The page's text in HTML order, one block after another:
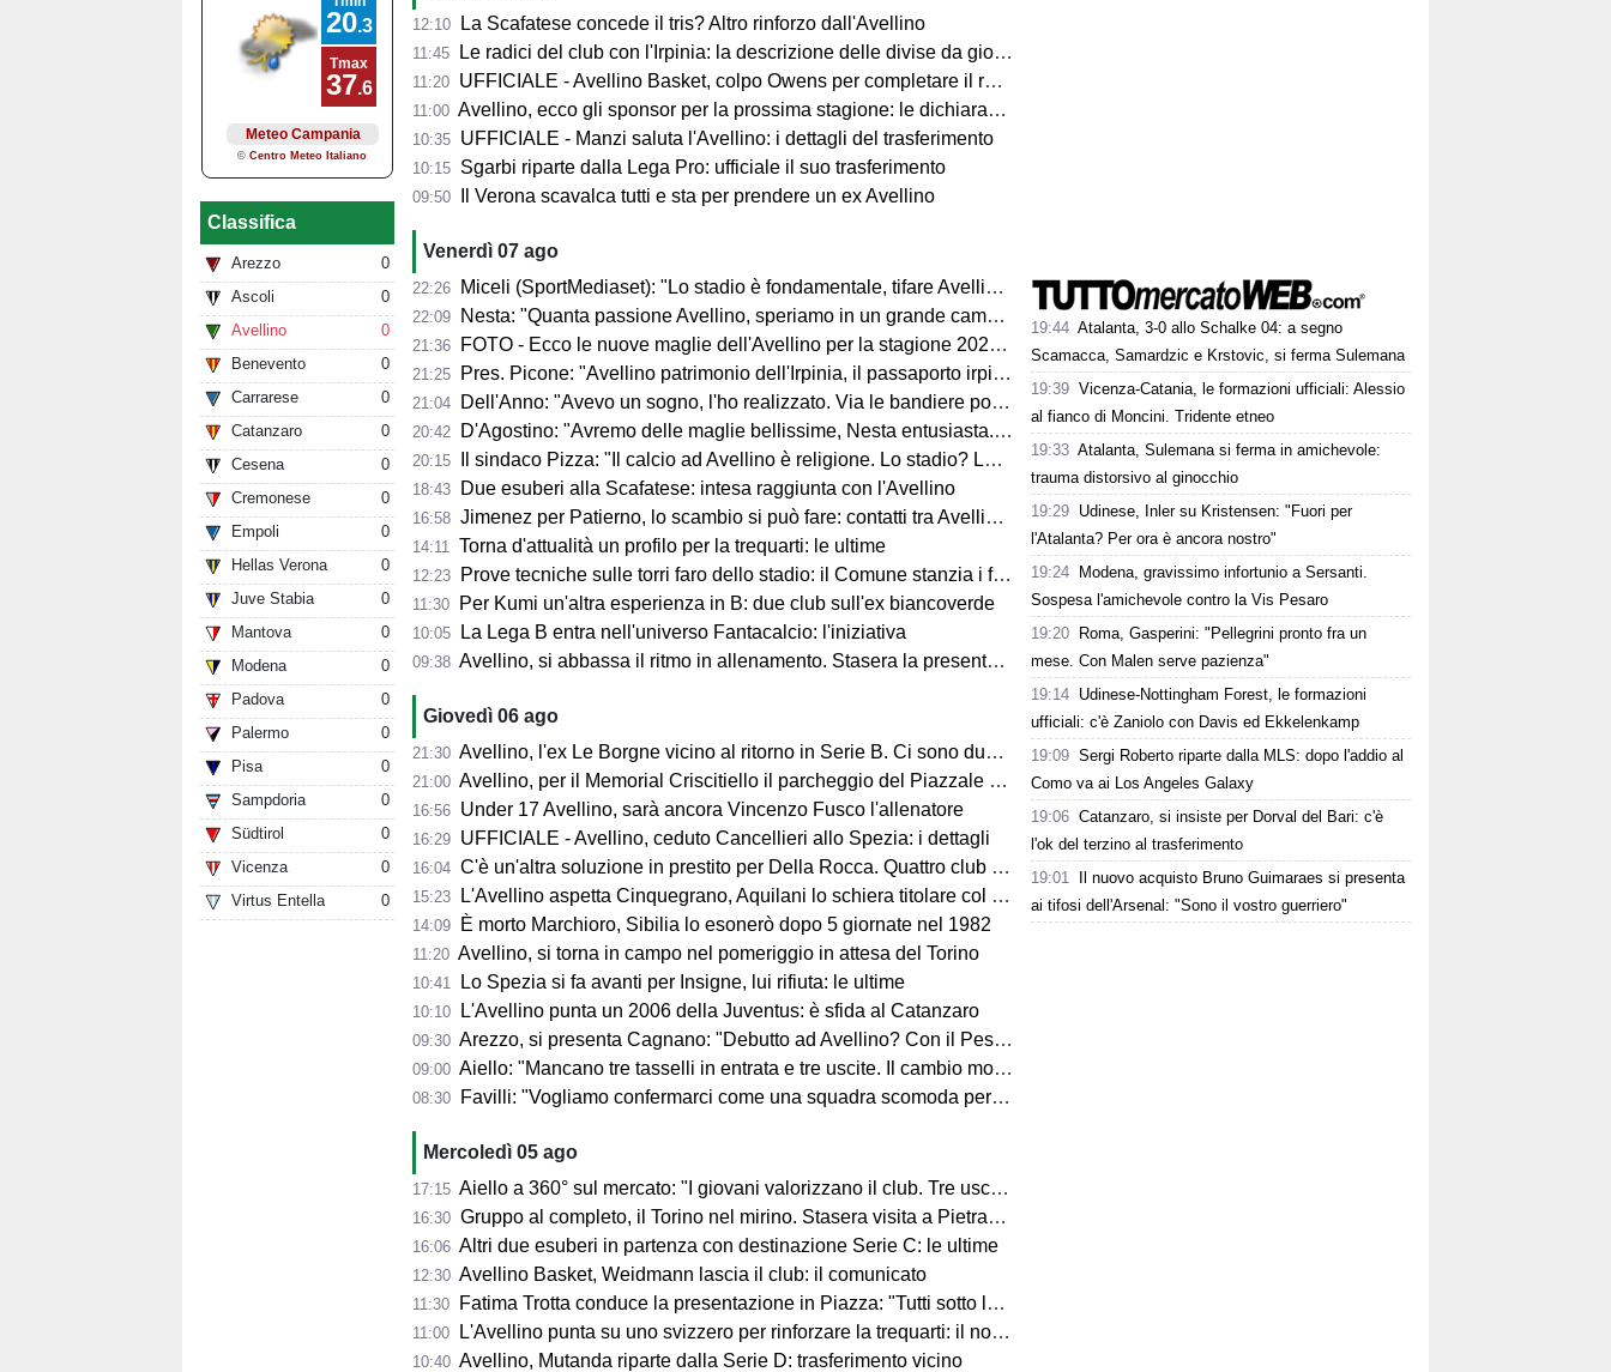
Classifica
Arezzo
0
Ascoli
0
Avellino
0
Benevento
0
Carrarese
0
Catanzaro
0
Cesena
0
Cremonese
0
Empoli
0
Hellas Verona
0
Juve Stabia
0
Mantova
0
Modena
0
Padova
0
Palermo
0
Pisa
0
Sampdoria
0
Südtirol
0
Vicenza
0
Virtus Entella
0
12:10 La Scafatese concede il tris? Altro rinforzo dall'Avellino
11:45 Le radici del club con l'Irpinia: la descrizione delle divise da gioco
11:20 UFFICIALE - Avellino Basket, colpo Owens per completare il roster
11:00 Avellino, ecco gli sponsor per la prossima stagione: le dichiarazioni
10:35 UFFICIALE - Manzi saluta l'Avellino: i dettagli del trasferimento
10:15 Sgarbi riparte dalla Lega Pro: ufficiale il suo trasferimento
09:50 Il Verona scavalca tutti e sta per prendere un ex Avellino
Venerdì 07 ago
22:26 Miceli (SportMediaset): "Lo stadio è fondamentale, tifare Avellino un privilegio"
22:09 Nesta: "Quanta passione Avellino, speriamo in un grande campionato"
21:36 FOTO - Ecco le nuove maglie dell'Avellino per la stagione 2026-2027
21:25 Pres. Picone: "Avellino patrimonio dell'Irpinia, il passaporto irpino..."
21:04 Dell'Anno: "Avevo un sogno, l'ho realizzato. Via le bandiere politiche..."
20:42 D'Agostino: "Avremo delle maglie bellissime, Nesta entusiasta. Mercato? Ottimo, ma..."
20:15 Il sindaco Pizza: "Il calcio ad Avellino è religione. Lo stadio? Lo faremo..."
18:43 Due esuberi alla Scafatese: intesa raggiunta con l'Avellino
16:58 Jimenez per Patierno, lo scambio si può fare: contatti tra Avellino e Catania
14:11 Torna d'attualità un profilo per la trequarti: le ultime
12:23 Prove tecniche sulle torri faro dello stadio: il Comune stanzia i fondi
11:30 Per Kumi un'altra esperienza in B: due club sull'ex biancoverde
10:05 La Lega B entra nell'universo Fantacalcio: l'iniziativa
09:38 Avellino, si abbassa il ritmo in allenamento. Stasera la presentazione in Piazza
Giovedì 06 ago
21:30 Avellino, l'ex Le Borgne vicino al ritorno in Serie B. Ci sono due club sul francese
21:00 Avellino, per il Memorial Criscitiello il parcheggio del Piazzale degli Irpini è occupato. I tifosi possono parcheggiare al Campo Genova
16:56 Under 17 Avellino, sarà ancora Vincenzo Fusco l'allenatore
16:29 UFFICIALE - Avellino, ceduto Cancellieri allo Spezia: i dettagli
16:04 C'è un'altra soluzione in prestito per Della Rocca. Quattro club su Manzi
15:23 L'Avellino aspetta Cinquegrano, Aquilani lo schiera titolare col Sassuolo
14:09 È morto Marchioro, Sibilia lo esonerò dopo 5 giornate nel 1982
11:20 Avellino, si torna in campo nel pomeriggio in attesa del Torino
10:41 Lo Spezia si fa avanti per Insigne, lui rifiuta: le ultime
10:10 L'Avellino punta un 2006 della Juventus: è sfida al Catanzaro
09:30 Arezzo, si presenta Cagnano: "Debutto ad Avellino? Con il Pescara andò bene. Gol dell'ex? Ho rispetto per la piazza e i compagni, non esulterei"
09:00 Aiello: "Mancano tre tasselli in entrata e tre uscite. Il cambio modulo? Una squadra camaleontica non dà punti di riferimento". Sull'esterno e il trequartista...
08:30 Favilli: "Vogliamo confermarci come una squadra scomoda per tutti. La concorrenza ben venga. Io mi sento bene"
Mercoledì 05 ago
17:15 Aiello a 360° sul mercato: "I giovani valorizzano il club. Tre uscite ancora da fare". Sul modulo, la difesa, Licina e Marina...
16:30 Gruppo al completo, il Torino nel mirino. Stasera visita a Pietrastornina
16:06 Altri due esuberi in partenza con destinazione Serie C: le ultime
12:30 Avellino Basket, Weidmann lascia il club: il comunicato
11:30 Fatima Trotta conduce la presentazione in Piazza: "Tutti sotto lo stesso cielo"
11:00 L'Avellino punta su uno svizzero per rinforzare la trequarti: il nome
10:40 Avellino, Mutanda riparte dalla Serie D: trasferimento vicino
19:44 Atalanta, 3-0 allo Schalke 04: a segno
Scamacca, Samardzic e Krstovic, si ferma Sulemana
19:39 Vicenza-Catania, le formazioni ufficiali: Alessio
al fianco di Moncini. Tridente etneo
19:33 Atalanta, Sulemana si ferma in amichevole:
trauma distorsivo al ginocchio
19:29 Udinese, Inler su Kristensen: "Fuori per
l'Atalanta? Per ora è ancora nostro"
19:24
Modena, gravissimo infortunio a Sersanti.
Sospesa l'amichevole contro la Vis Pesaro
19:20
Roma, Gasperini: "Pellegrini pronto fra un
mese. Con Malen serve pazienza"
19:14 Udinese-Nottingham Forest, le formazioni
ufficiali: c'è Zaniolo con Davis ed Ekkelenkamp
19:09 Sergi Roberto riparte dalla MLS: dopo l'addio al
Como va ai Los Angeles Galaxy
19:06 Catanzaro, si insiste per Dorval del Bari: c'è
l'ok del terzino al trasferimento
19:01
Il nuovo acquisto Bruno Guimaraes si presenta
ai tifosi dell'Arsenal: "Sono il vostro guerriero"